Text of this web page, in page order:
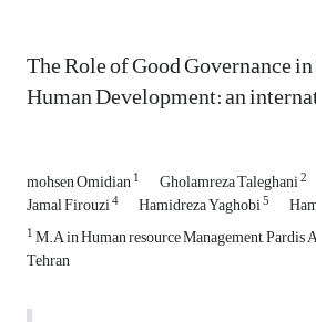
The Role of Good Governance
Human Development: an
mohsen Omidian1 Gholamreza Taleghani2
Jamal Firouzi4 Hamidreza Yaghobi5
1M.A in Human resource Management,
Tehran